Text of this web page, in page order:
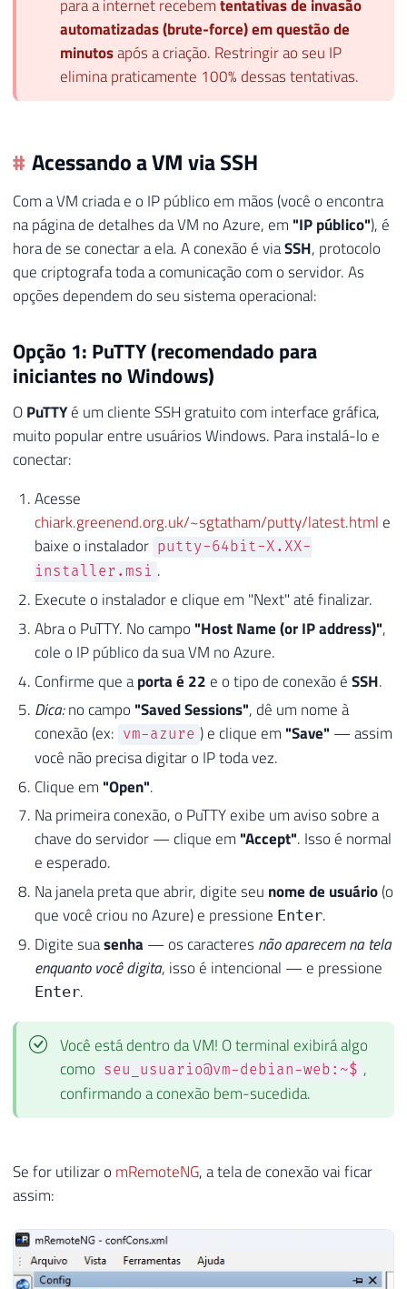
para a internet recebemtentativas de invasão
automatizadas (brute-force) em questão de
minutosapós a criação. Restringir ao seu IP
elimina praticamente 100% dessas tentativas.
Acessando a VM via SSH
Com a VM criada e o IP público em mãos (você o encontra
na página de detalhes da VM no Azure, em "IP público"), é
hora de se conectar a ela. A conexão é viaSSH, protocolo
que criptografa toda a comunicação com o servidor. As
opções dependem do seu sistema operacional:
Opção 1: PuTTY (recomendado para
iniciantes no Windows)
OPuTTYé um cliente SSH gratuito com interface gráfica,
muito popular entre usuários Windows. Para instalá-lo e
conectar:
Acesse
chiark.greenend.org.uk/~sgtatham/putty/latest.html e
baixe o instalador putty-64bit-X.XX-
installer.msi .
Execute o instalador e clique em "Next" até finalizar.
Abra o PuTTY. No campo "Host Name (or IP address)",
cole o IP público da sua VM no Azure.
Confirme que aporta é 22 e o tipo de conexão éSSH.
Dica:no campo "Saved Sessions", dê um nome à
conexão (ex: vm-azure ) e clique em "Save" — assim
você não precisa digitar o IP toda vez.
Clique em "Open".
Na primeira conexão, o PuTTY exibe um aviso sobre a
chave do servidor — clique em "Accept". Isso é normal
e esperado.
Na janela preta que abrir, digite seu nome de usuário(o
que você criou no Azure) e pressione Enter.
Digite suasenha — os caracteres não aparecem na tela
enquanto você digita, isso é intencional — e pressione
Enter.
Você está dentro da VM! O terminal exibirá algo
como seu_usuario@vm-debian-web:~$ ,
confirmando a conexão bem-sucedida.
Se for utilizar o mRemoteNG, a tela de conexão vai ficar
assim: